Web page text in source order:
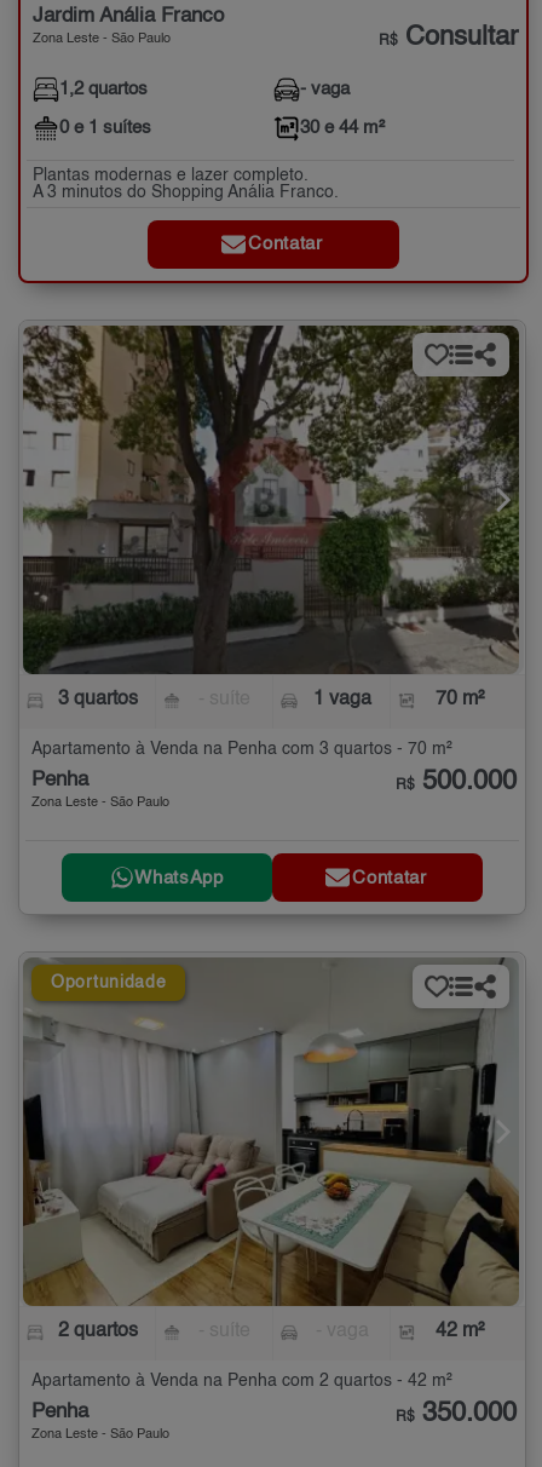
Jardim Anália Franco
Zona Leste - São Paulo R$ Consultar
1,2 quartos
0 e 1 suítes
- vaga
30 e 44 m²
Plantas modernas e lazer completo.
A 3 minutos do Shopping Anália Franco.
Contatar
3 quartos 1 vaga 70 m²
Apartamento à Venda na Penha com 3 quartos - 70 m²
Penha
Zona Leste - São Paulo
R$ 500.000
WhatsApp Contatar
Oportunidade
2 quartos 42 m²
Apartamento à Venda na Penha com 2 quartos - 42 m²
Penha
Zona Leste - São Paulo
R$ 350.000